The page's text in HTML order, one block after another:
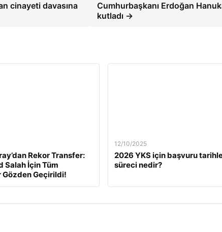
cinayeti davasına
Cumhurbaşkanı Erdoğan
kutladı →
Rekor Transfer:
Salah İçin Tüm
Gözden Geçirildi!
12/10/2025
2026 YKS için başvuru
süreci nedir?